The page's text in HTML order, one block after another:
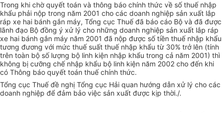
Trong khi chờ quyết toán và thông báo chính thức về số thuế nhập
khẩu phải nộp trong năm 2001 cho các doanh nghiệp sản xuất lắp
ráp xe hai bánh gắn máy, Tổng cục Thuế đã báo cáo Bộ và đã được
lãnh đạo Bộ đồng ý xử lý cho những doanh nghiệp sản xuất lắp ráp
xe hai bánh gắn máy năm 2001 đã nộp được số tiền thuế nhập khẩu
tương đương với mức thuế suất thuế nhập khẩu từ 30% trở lên (tính
trên toàn bộ số lượng bộ linh kiện nhập khẩu trong cả năm 2001) thì
không bị cưỡng chế nhập khẩu bộ linh kiện năm 2002 cho đến khi
có Thông báo quyết toán thuế chính thức.
Tổng cục Thuế đề nghị Tổng cục Hải quan hướng dẫn xử lý cho các
doanh nghiệp để đảm bảo việc sản xuất được kịp thời./.